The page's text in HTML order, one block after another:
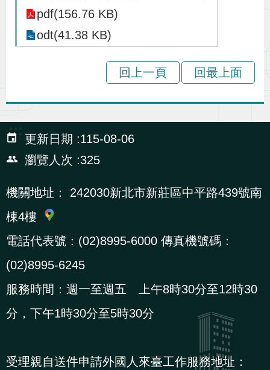
專
相
關
結
站
意
字
計
n
首
S
pdf(156.76 KB)
odt(41.38 KB)
回上一頁 回最上面
:::
更新日期
115-08-06
瀏覽人次
325
機關地址：
242030新北市新莊區中平路439號南
棟4樓
電話代表號：(02)8995-6000 傳真機號碼：
(02)8995-6245
服務時間：週一至週五 上午8時30分至12時30
分，下午1時30分至5時30分
受理親自送件申請外國人來臺工作服務地址：